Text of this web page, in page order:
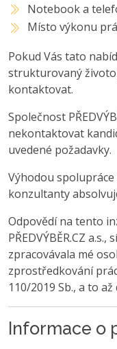
Notebook a
Místo výkonu
Pokud Vás tato
strukturovaný
kontaktovat.
Společnost
nekontaktovat
uvedené požadavky.
Výhodou spolupráce
konzultanty
Odpovědí na tento
PŘEDVÝBĚR.CZ
zpracovávala mé
zprostředkování
110/2019 Sb., a to
Informace o